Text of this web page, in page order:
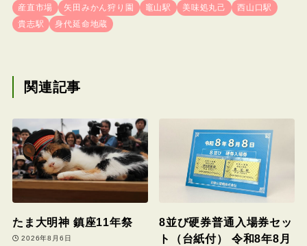
産直市場
矢田みかん狩り園 竈山駅 美味処丸己
西山口駅
貴志駅
身代延命地蔵
関連記事
たま大明神 鎮座11年祭
2026年8月6日
8並び硬券普通入場券セッ
ト（台紙付） 令和8年8月